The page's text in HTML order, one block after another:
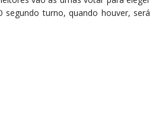
segundo turno, quando houver, será